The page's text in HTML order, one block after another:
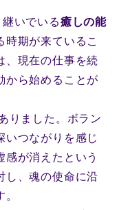
いでいる癒しの能
時期が来ているこ
、現在の仕事を続
から始めることが
りました。ボラン
いつながりを感じ
感が消えたという
し、魂の使命に沿